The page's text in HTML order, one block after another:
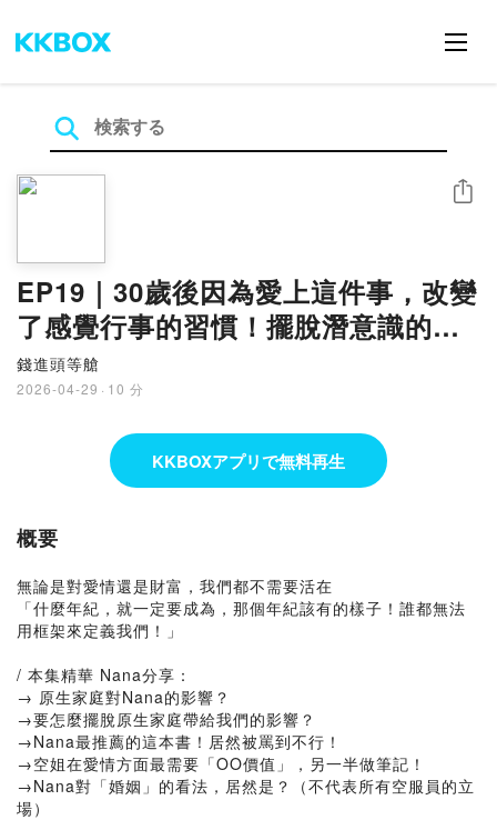
EP19｜30歲後因為愛上這件事，改變
了感覺行事的習慣！擺脫潛意識的束
縛｜推阿徳勒 ⟪被討厭的勇氣⟫ FEAT
空姐Nana
錢進頭等艙
2026-04-29 · 10 分
シェア
KKBOXアプリで無料再生
概要
無論是對愛情還是財富，我們都不需要活在
「什麼年紀，就一定要成為，那個年紀該有的樣子！誰都無法
用框架來定義我們！」
/ 本集精華 Nana分享：
→ 原生家庭對Nana的影響？
→要怎麼擺脫原生家庭帶給我們的影響？
→Nana最推薦的這本書！居然被罵到不行！
→空姐在愛情方面最需要「OO價值」，另一半做筆記！
→Nana對「婚姻」的看法，居然是？（不代表所有空服員的立
場）